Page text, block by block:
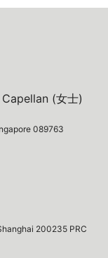
(女士)
089763
200235 PRC